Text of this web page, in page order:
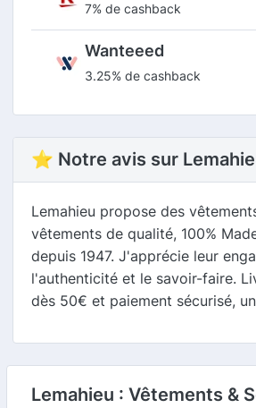
7% de cashback
Wanteeed
3.25% de cashback
⭐ Notre avis sur
Lemahieu propose des
vêtements de qualité, 100%
depuis 1947. J'apprécie leur
l'authenticité et le savoir-faire.
dès 50€ et paiement sécurisé,
Lemahieu : Vêtements &